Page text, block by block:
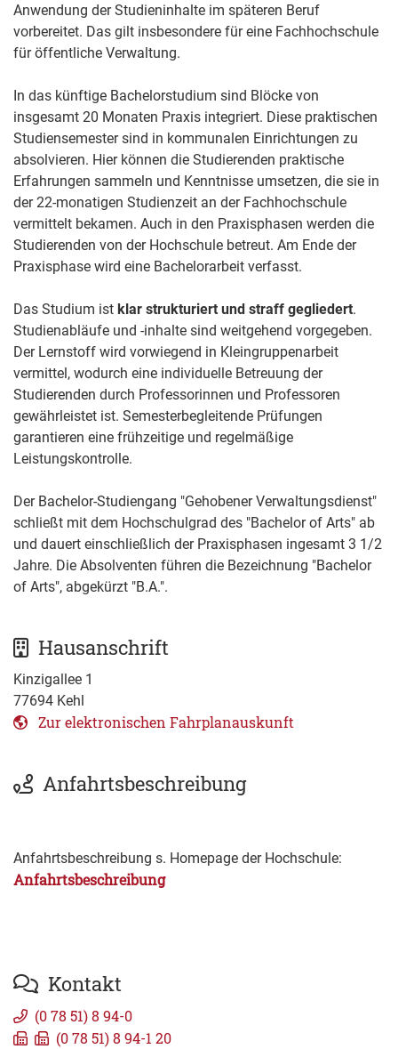
Anwendung der Studieninhalte im späteren Beruf
vorbereitet. Das gilt insbesondere für eine Fachhochschule
für öffentliche Verwaltung.
In das künftige Bachelorstudium sind Blöcke von
insgesamt 20 Monaten Praxis integriert. Diese praktischen
Studiensemester sind in kommunalen Einrichtungen zu
absolvieren. Hier können die Studierenden praktische
Erfahrungen sammeln und Kenntnisse umsetzen, die sie in
der 22-monatigen Studienzeit an der Fachhochschule
vermittelt bekamen. Auch in den Praxisphasen werden die
Studierenden von der Hochschule betreut. Am Ende der
Praxisphase wird eine Bachelorarbeit verfasst.
Das Studium ist klar strukturiert und straff gegliedert.
Studienabläufe und -inhalte sind weitgehend vorgegeben.
Der Lernstoff wird vorwiegend in Kleingruppenarbeit
vermittel, wodurch eine individuelle Betreuung der
Studierenden durch Professorinnen und Professoren
gewährleistet ist. Semesterbegleitende Prüfungen
garantieren eine frühzeitige und regelmäßige
Leistungskontrolle.
Der Bachelor-Studiengang "Gehobener Verwaltungsdienst"
schließt mit dem Hochschulgrad des "Bachelor of Arts" ab
und dauert einschließlich der Praxisphasen ingesamt 3 1/2
Jahre. Die Absolventen führen die Bezeichnung "Bachelor
of Arts", abgekürzt "B.A.".
Hausanschrift
Kinzigallee 1
77694 Kehl
Zur elektronischen Fahrplanauskunft
Anfahrtsbeschreibung
Anfahrtsbeschreibung s. Homepage der Hochschule:
Anfahrtsbeschreibung
Kontakt
(078 51) 8 94-0
(078 51) 8 94-1 20